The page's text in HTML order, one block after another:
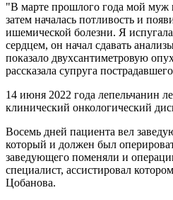
"В марте прошлого года мой муж
затем началась потливость и
ишемической болезни. Я
сердцем, он начал сдавать
показало двухсантиметровую
рассказала супруга
14 июня 2022 года лепельчанин
клинический онкологический
Восемь дней пациента вел
который и должен был
заведующего поменяли и
специалист, ассистировал
Цобанова.